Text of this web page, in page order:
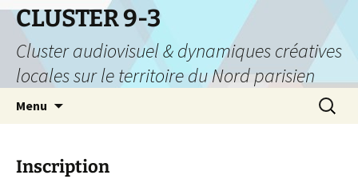
CLUSTER 9-3
Cluster audiovisuel & dynamiques créatives
locales sur le territoire du Nord parisien
Menu
Inscription